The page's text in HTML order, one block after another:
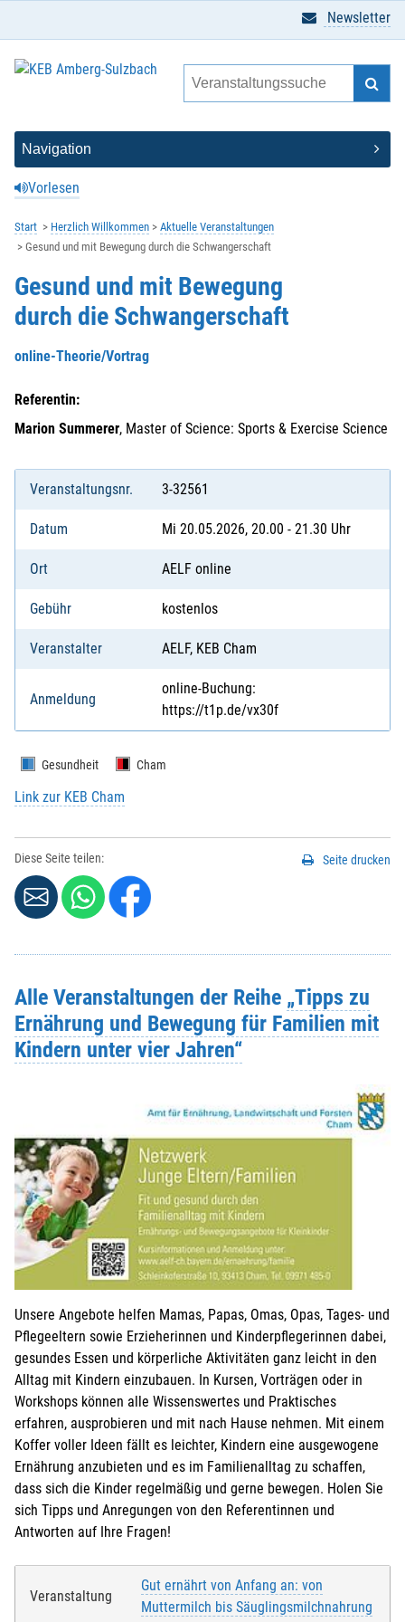
Vorlesen
Newsletter
Start Herzlich Willkommen
Aktuelle Veranstaltungen
Gesund und mit Bewegung durch die Schwangerschaft
Gesund und mit Bewegung
durch die Schwangerschaft
online-Theorie/Vortrag
Referentin:
Marion Summerer, Master of Science: Sports & Exercise Science
Veranstaltungsnr. 3-32561
Datum Mi 20.05.2026, 20.00 - 21.30 Uhr
Ort AELF online
Gebühr kostenlos
Veranstalter AELF, KEB Cham
Anmeldung
online-Buchung:
https://t1p.de/vx30f
Gesundheit Cham
Link zur KEB Cham
Diese Seite teilen: Seite drucken
Alle Veranstaltungen der Reihe „Tipps zu
Ernährung und Bewegung für Familien mit
Kindern unter vier Jahren“
Unsere Angebote helfen Mamas, Papas, Omas, Opas, Tages- und
Pflegeeltern sowie Erzieherinnen und Kinderpflegerinnen dabei,
gesundes Essen und körperliche Aktivitäten ganz leicht in den
Alltag mit Kindern einzubauen. In Kursen, Vorträgen oder in
Workshops können alle Wissenswertes und Praktisches
erfahren, ausprobieren und mit nach Hause nehmen. Mit einem
Koffer voller Ideen fällt es leichter, Kindern eine ausgewogene
Ernährung anzubieten und es im Familienalltag zu schaffen,
dass sich die Kinder regelmäßig und gerne bewegen. Holen Sie
sich Tipps und Anregungen von den Referentinnen und
Antworten auf Ihre Fragen!
Veranstaltung
Gut ernährt von Anfang an: von
Muttermilch bis Säuglingsmilchnahrung